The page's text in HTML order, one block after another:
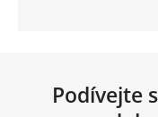
Podívejte